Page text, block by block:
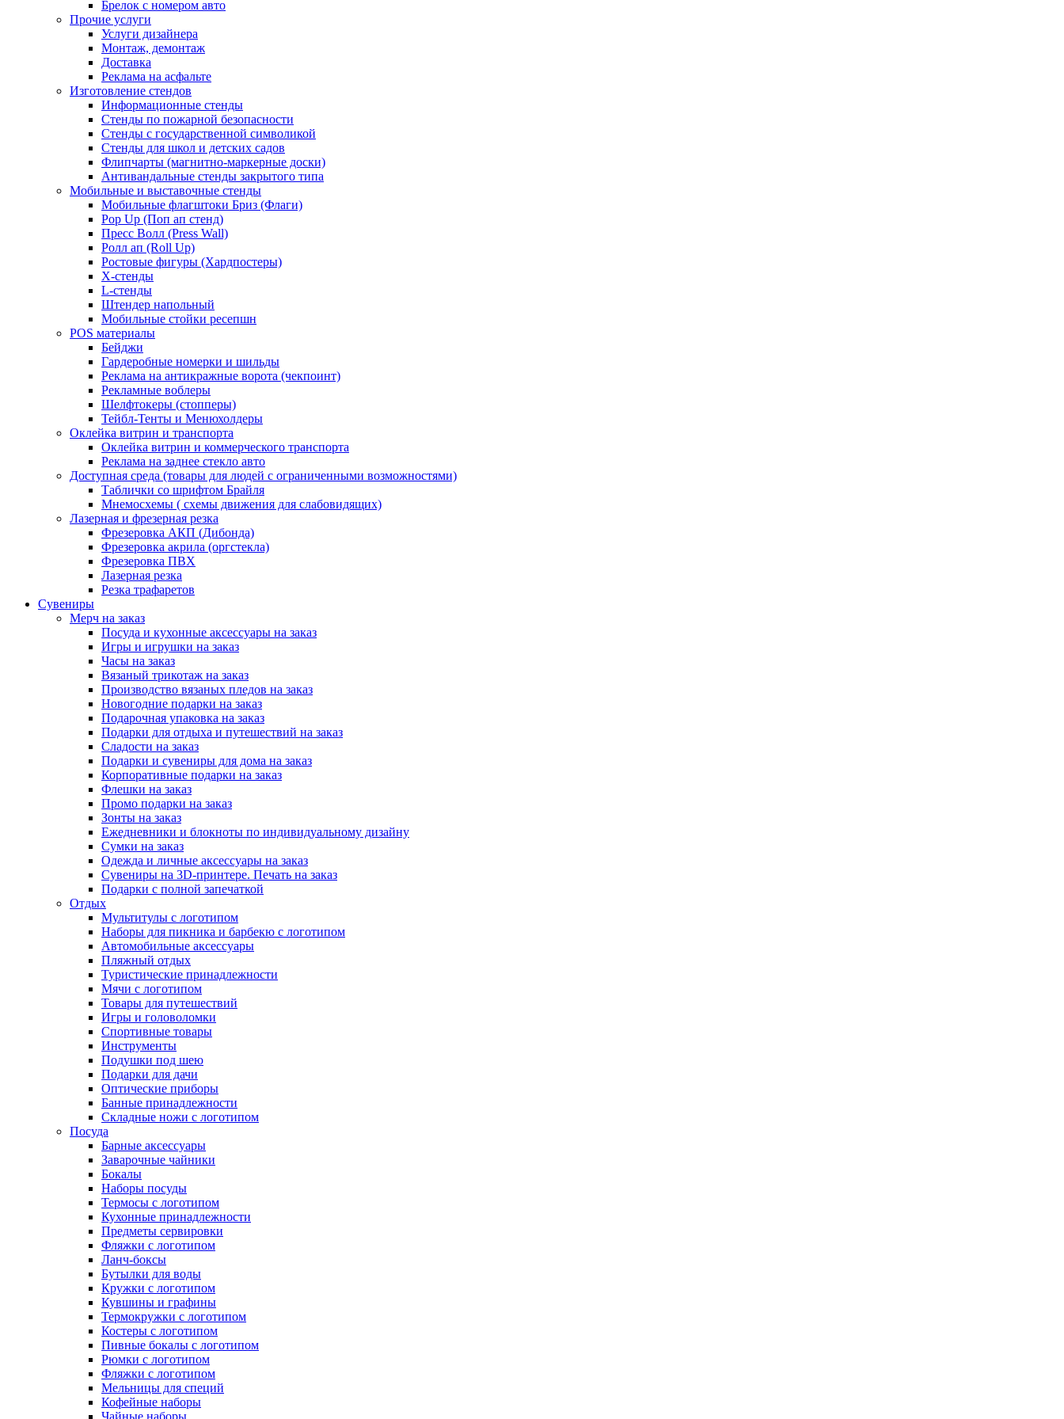
Брелок с номером авто
Прочие услуги
Услуги дизайнера
Монтаж, демонтаж
Доставка
Реклама на асфальте
Изготовление стендов
Информационные стенды
Стенды по пожарной безопасности
Стенды с государственной символикой
Стенды для школ и детских садов
Флипчарты (магнитно-маркерные доски)
Антивандальные стенды закрытого типа
Мобильные и выставочные стенды
Мобильные флагштоки Бриз (Флаги)
Pop Up (Поп ап стенд)
Пресс Волл (Press Wall)
Ролл ап (Roll Up)
Ростовые фигуры (Хардпостеры)
X-стенды
L-стенды
Штендер напольный
Мобильные стойки ресепшн
POS материалы
Бейджи
Гардеробные номерки и шильды
Реклама на антикражные ворота (чекпоинт)
Рекламные воблеры
Шелфтокеры (стопперы)
Тейбл-Тенты и Менюхолдеры
Оклейка витрин и транспорта
Оклейка витрин и коммерческого транспорта
Реклама на заднее стекло авто
Доступная среда (товары для людей с ограниченными возможностями)
Таблички со шрифтом Брайля
Мнемосхемы ( схемы движения для слабовидящих)
Лазерная и фрезерная резка
Фрезеровка АКП (Дибонда)
Фрезеровка акрила (оргстекла)
Фрезеровка ПВХ
Лазерная резка
Резка трафаретов
Сувениры
Мерч на заказ
Посуда и кухонные аксессуары на заказ
Игры и игрушки на заказ
Часы на заказ
Вязаный трикотаж на заказ
Производство вязаных пледов на заказ
Новогодние подарки на заказ
Подарочная упаковка на заказ
Подарки для отдыха и путешествий на заказ
Сладости на заказ
Подарки и сувениры для дома на заказ
Корпоративные подарки на заказ
Флешки на заказ
Промо подарки на заказ
Зонты на заказ
Ежедневники и блокноты по индивидуальному дизайну
Сумки на заказ
Одежда и личные аксессуары на заказ
Сувениры на 3D-принтере. Печать на заказ
Подарки с полной запечаткой
Отдых
Мультитулы с логотипом
Наборы для пикника и барбекю с логотипом
Автомобильные аксессуары
Пляжный отдых
Туристические принадлежности
Мячи с логотипом
Товары для путешествий
Игры и головоломки
Спортивные товары
Инструменты
Подушки под шею
Подарки для дачи
Оптические приборы
Банные принадлежности
Складные ножи с логотипом
Посуда
Барные аксессуары
Заварочные чайники
Бокалы
Наборы посуды
Термосы с логотипом
Кухонные принадлежности
Предметы сервировки
Фляжки с логотипом
Ланч-боксы
Бутылки для воды
Кружки с логотипом
Кувшины и графины
Термокружки с логотипом
Костеры с логотипом
Пивные бокалы с логотипом
Рюмки с логотипом
Фляжки с логотипом
Мельницы для специй
Кофейные наборы
Чайные наборы